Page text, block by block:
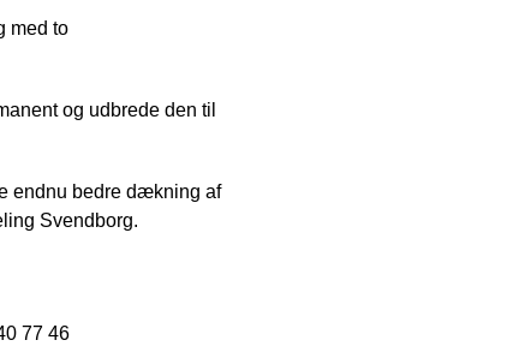
med to
og udbrede den til
endnu bedre dækning af
Svendborg.
77 46